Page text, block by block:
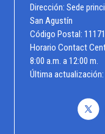
Dirección: Sede
San Agustín
Código Postal:
Horario Contact
8:00 a.m. a 12:00 m.
Última actualización: